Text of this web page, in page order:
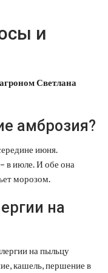
и
агроном Светлана
амброзия?
июня.
в июле. И обе она
морозом.
на
на пыльцу
кашель, першение в